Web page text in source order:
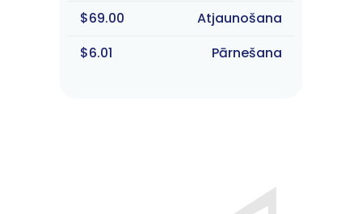
$69.00
Atjaunošana
$6.01
Pārnešana